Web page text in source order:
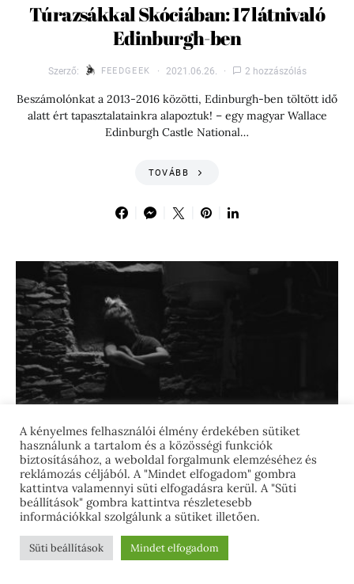
Túrazsákkal Skóciában: 17 látnivaló
Edinburgh-ben
Szerző: FEEDGEEK 2021.06.26. 2 hozzászólás
Beszámolónkat a 2013-2016 közötti, Edinburgh-ben töltött idő
alatt ért tapasztalatainkra alapoztuk! – egy magyar Wallace
Edinburgh Castle National…
TOVÁBB
Amerikai predátorok és a hírhedt
A kényelmes felhasználói élmény érdekében sütiket
használunk a tartalom és a közösségi funkciók
biztosításához, a weboldal forgalmunk elemzéséhez és
reklámozás céljából. A "Mindet elfogadom" gombra
kattintva valamennyi süti elfogadásra kerül. A "Süti
beállítások" gombra kattintva részletesebb
információkkal szolgálunk a sütiket illetően.
Süti beállítások Mindet elfogadom